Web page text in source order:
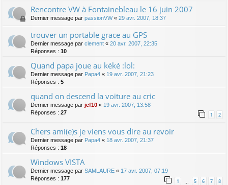
Rencontre VW à Fontainebleau le 16 juin 2007
Dernier message par passionVW« 29 avr. 2007, 18:37
trouver un portable grace au GPS
Dernier message par clement « 20 avr. 2007, 22:35
Réponses : 10
Quand papa joue au kéké :lol:
Dernier message par Papa4 « 19 avr. 2007, 21:23
Réponses : 5
quand on descend la voiture au cric
Dernier message par jef10 « 19 avr. 2007, 13:58
Réponses : 27 1 2
Chers ami(e)s je viens vous dire au revoir
Dernier message par Papa4 « 18 avr. 2007, 21:37
Réponses : 18
Windows VISTA
Dernier message par SAMLAURE « 17 avr. 2007, 07:19
Réponses : 177 1 5 6 7 8